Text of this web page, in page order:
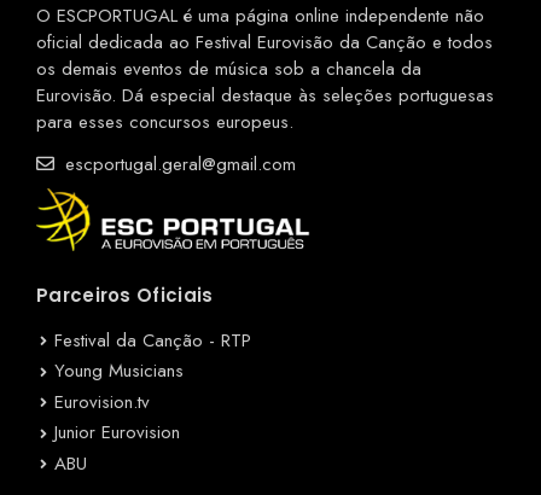
O ESCPORTUGAL é uma página online independente não
oficial dedicada ao Festival Eurovisão da Canção e todos
os demais eventos de música sob a chancela da
Eurovisão. Dá especial destaque às seleções portuguesas
para esses concursos europeus.
escportugal.geral@gmail.com
Parceiros Oficiais
Festival da Canção - RTP
Young Musicians
Eurovision.tv
Junior Eurovision
ABU